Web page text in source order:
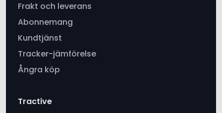
Frakt och leverans
Abonnemang
Kundtjänst
Tracker-jämförelse
Ångra köp
Tractive